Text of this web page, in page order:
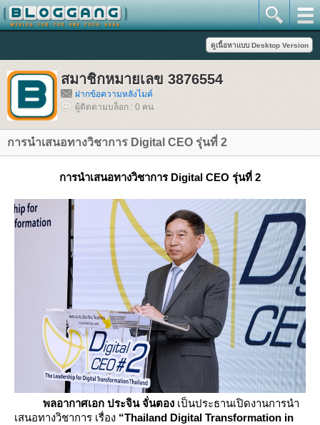
สมาชิกหมายเลข 3876554
ฝากข้อความหลังไมค์
ผู้ติดตามบล็อก : 0 คน
การนำเสนอทางวิชาการ Digital CEO รุ่นที่ 2
การนำเสนอทางวิชาการ Digital CEO รุ่นที่ 2
พลอากาศเอก ประจิน จั่นตอง เป็นประธานเปิดงานการนำ
เสนอทางวิชาการ เรื่อง “Thailand Digital Transformation in